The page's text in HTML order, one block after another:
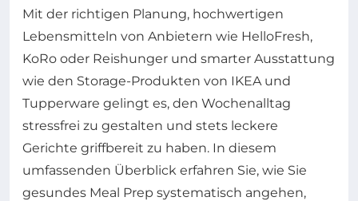
Mit der richtigen Planung, hochwertigen
Lebensmitteln von Anbietern wie HelloFresh,
KoRo oder Reishunger und smarter Ausstattung
wie den Storage-Produkten von IKEA und
Tupperware gelingt es, den Wochenalltag
stressfrei zu gestalten und stets leckere
Gerichte griffbereit zu haben. In diesem
umfassenden Überblick erfahren Sie, wie Sie
gesundes Meal Prep systematisch angehen,